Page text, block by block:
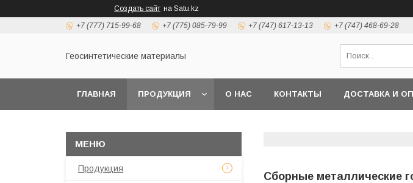
Создать сайт на Satu.kz
+7 (777) 715-99-68 +7 (775) 085-79-99 +7 (747) 617-13-13 +7 (747) 468-69-28
Геосинтетические материалы
ГЛАВНАЯ ПРОДУКЦИЯ О НАС КОНТАКТЫ ДОСТАВКА И
Сборные металлические
Продукция